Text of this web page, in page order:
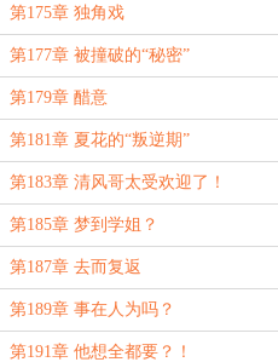
第175章 独角戏
第177章 被撞破的“秘密”
第179章 醋意
第181章 夏花的“叛逆期”
第183章 清风哥太受欢迎了！
第185章 梦到学姐？
第187章 去而复返
第189章 事在人为吗？
第191章 他想全都要？！